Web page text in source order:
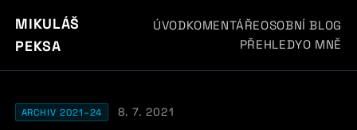
MIKULÁŠ
PEKSA
ÚVODKOMENTÁŘEOSOBNÍ BLOG
PŘEHLEDYO MNĚ
ARCHIV 2021–24 8. 7. 2021